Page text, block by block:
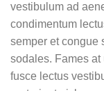
vestibulum ad
condimentum
semper et congue
sodales. Fames
fusce lectus